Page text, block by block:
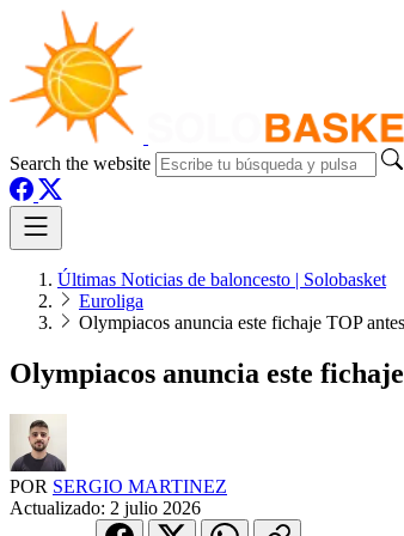
Search the website
Últimas Noticias de baloncesto | Solobasket
Euroliga
Olympiacos anuncia este fichaje TOP
Olympiacos anuncia este
POR SERGIO MARTINEZ
Actualizado: 2 julio 2026